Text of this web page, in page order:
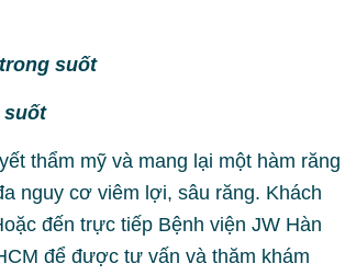
suốt
thẩm mỹ và mang lại một hàm răng
nguy cơ viêm lợi, sâu răng. Khách
đến trực tiếp Bệnh viện JW Hàn
để được tư vấn và thăm khám